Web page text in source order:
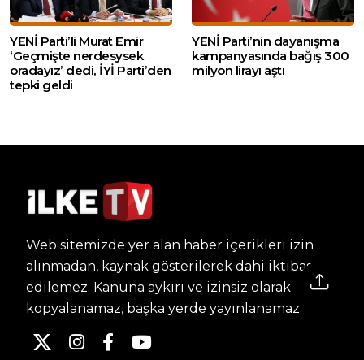
YENİ Parti’li Murat Emir
‘Geçmişte nerdesysek
oradayız’ dedi, İYİ Parti’den
tepki geldi
YENİ Parti’nin dayanışma
kampanyasında bağış 300
milyon lirayı aştı
Web sitemizde yer alan haber içerikleri izin
alınmadan, kaynak gösterilerek dahi iktibas
edilemez. Kanuna aykırı ve izinsiz olarak
kopyalanamaz, başka yerde yayınlanamaz.